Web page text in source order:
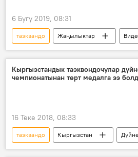
6 Бугу 2019, 08:31
таэквандо Жаңылыктар
Мультимедиа
Дүйнөдө
Кыргызстандык таэквондочулар
чемпионатынан төрт медалга ээ
16 Теке 2018, 08:33
таэквандо Кыргызстан
Спорт
Жаңылыктар